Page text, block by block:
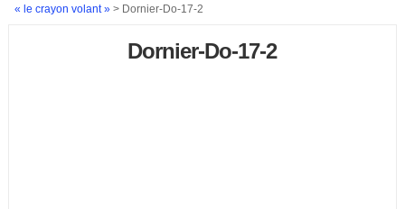
« le crayon volant »> Dornier-Do-17-2
Dornier-Do-17-2